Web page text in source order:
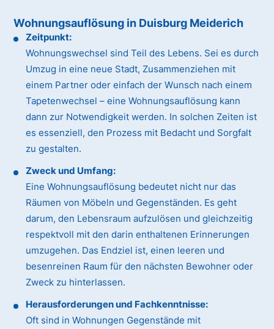
Wohnungsauflösung in Duisburg Meiderich
Zeitpunkt:
Wohnungswechsel sind Teil des Lebens. Sei es durch
Umzug in eine neue Stadt, Zusammenziehen mit
einem Partner oder einfach der Wunsch nach einem
Tapetenwechsel – eine Wohnungsauflösung kann
dann zur Notwendigkeit werden. In solchen Zeiten ist
es essenziell, den Prozess mit Bedacht und Sorgfalt
zu gestalten.
Zweck und Umfang:
Eine Wohnungsauflösung bedeutet nicht nur das
Räumen von Möbeln und Gegenständen. Es geht
darum, den Lebensraum aufzulösen und gleichzeitig
respektvoll mit den darin enthaltenen Erinnerungen
umzugehen. Das Endziel ist, einen leeren und
besenreinen Raum für den nächsten Bewohner oder
Zweck zu hinterlassen.
Herausforderungen und Fachkenntnisse:
Oft sind in Wohnungen Gegenstände mit